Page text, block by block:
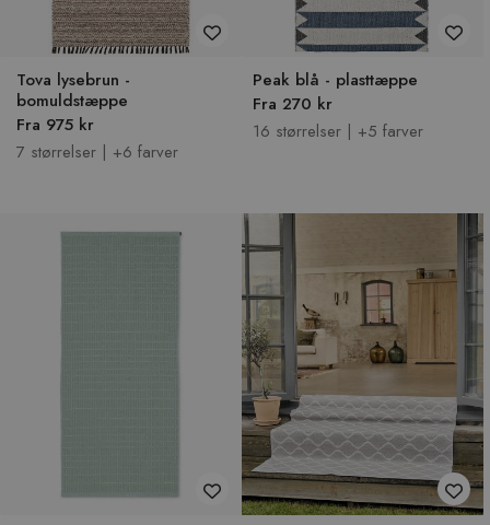
Tova lysebrun -
bomuldstæppe
Fra 975 kr
7 størrelser | +6 farver
Peak blå - plasttæppe
Fra 270 kr
16 størrelser | +5 farver